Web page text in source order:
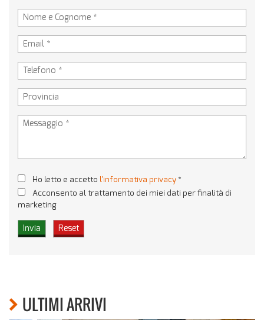
Ho letto e accetto l'informativa privacy*
Acconsento al trattamento dei miei dati per finalità di
marketing
ULTIMI ARRIVI